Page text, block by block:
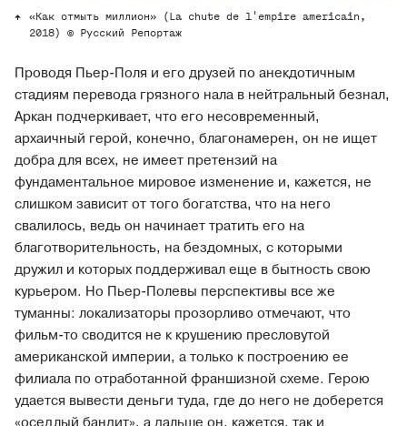
«Как отмыть миллион» (La chute de l'empire americain,
2018) © Русский Репортаж
Проводя Пьер-Поля и его друзей по анекдотичным
стадиям перевода грязного нала в нейтральный безнал,
Аркан подчеркивает, что его несовременный,
архаичный герой, конечно, благонамерен, он не ищет
добра для всех, не имеет претензий на
фундаментальное мировое изменение и, кажется, не
слишком зависит от того богатства, что на него
свалилось, ведь он начинает тратить его на
благотворительность, на бездомных, с которыми
дружил и которых поддерживал еще в бытность свою
курьером. Но Пьер-Полевы перспективы все же
туманны: локализаторы прозорливо отмечают, что
фильм-то сводится не к крушению пресловутой
американской империи, а только к построению ее
филиала по отработанной франшизной схеме. Герою
удается вывести деньги туда, где до него не доберется